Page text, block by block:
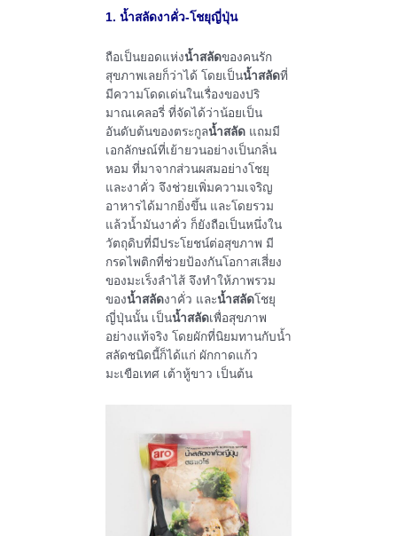
1. น้ำสลัดงาคั่ว-โชยุญี่ปุ่น
ถือเป็นยอดแห่งน้ำสลัดของคนรัก
สุขภาพเลยก็ว่าได้ โดยเป็นน้ำสลัดที่
มีความโดดเด่นในเรื่องของปริ
มาณเคลอรี่ ที่จัดได้ว่าน้อยเป็น
อันดับต้นของตระกูลน้ำสลัดแถมมี
เอกลักษณ์ที่เย้ายวนอย่างเป็นกลิ่น
หอม ที่มาจากส่วนผสมอย่างโชยุ
และงาคั่ว จึงช่วยเพิ่มความเจริญ
อาหารได้มากยิ่งขึ้น และโดยรวม
แล้วน้ำมันงาคั่ว ก็ยังถือเป็นหนึ่งใน
วัตถุดิบที่มีประโยชน์ต่อสุขภาพ มี
กรดไพติกที่ช่วยป้องกันโอกาสเสี่ยง
ของมะเร็งลำไส้ จึงทำให้ภาพรวม
ของน้ำสลัดงาคั่ว และน้ำสลัดโชยุ
ญี่ปุ่นนั้น เป็นน้ำสลัดเพื่อสุขภาพ
อย่างแท้จริง โดยผักที่นิยมทานกับน้ำ
สลัดชนิดนี้ก็ได้แก่ ผักกาดแก้ว
มะเขือเทศ เต้าหู้ขาว เป็นต้น